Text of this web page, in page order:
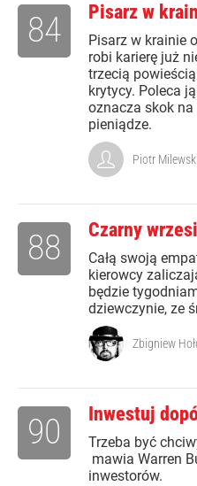
Pisarz w
Pisarz w krainie
robi karierę już
trzecią
krytycy. Poleca
oznacza skok
pieniądze.
84
Piotr Milewski
Czarny
Całą swoją
kierowcy
będzie
dziewczynie, ze
88
Zbigniew
Inwestuj
Trzeba być
mawia Warren
inwestorów.
90